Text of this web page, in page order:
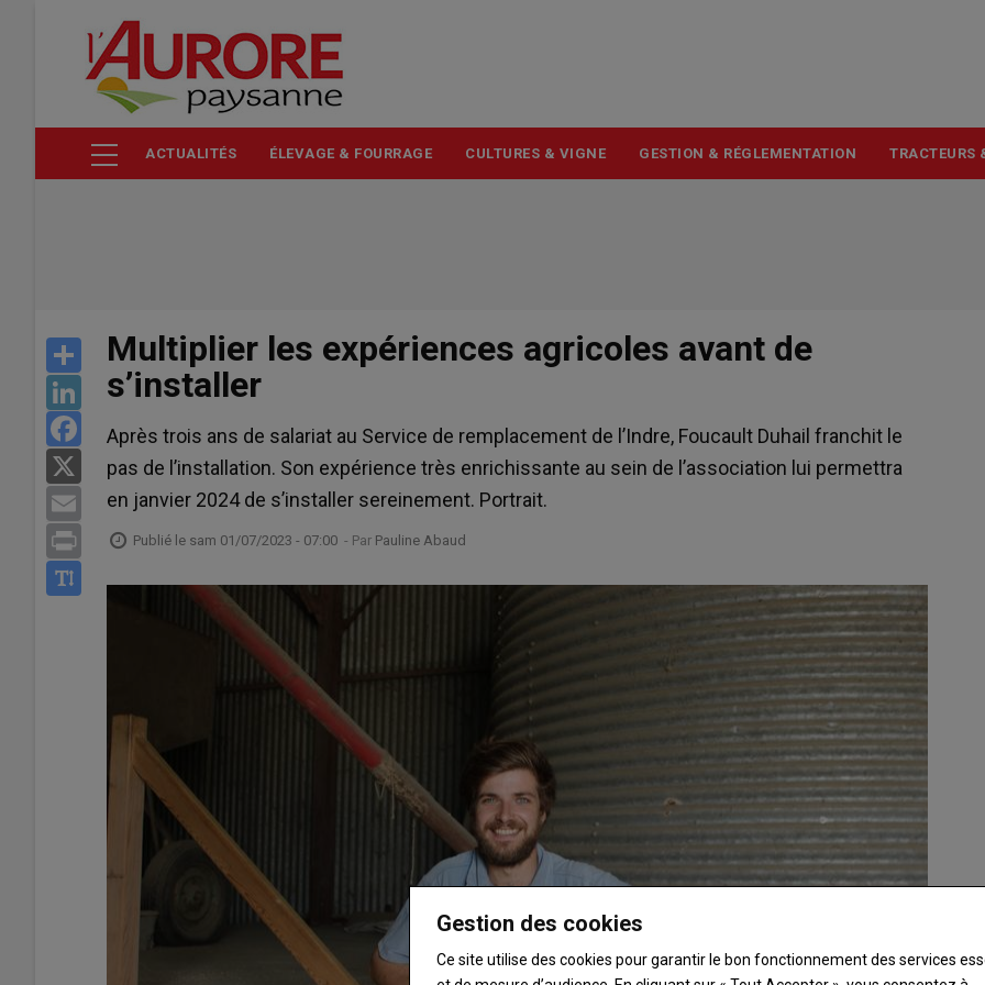
contenu
ACTUALITÉS ÉLEVAGE & FOURRAGE CULTURES & VIGNE GESTION & RÉGLEMENTATION TRACTEURS
Share
LinkedIn
Facebook
Email
Print
Multiplier les expériences agricoles avant de
s’installer
Après trois ans de salariat au Service de remplacement de l’Indre, Foucault Duhail franchit le
pas de l’installation. Son expérience très enrichissante au sein de l’association lui permettra
en janvier 2024 de s’installer sereinement. Portrait.
Publié le sam 01/07/2023 - 07:00 - Par Pauline Abaud
Gestion des cookies
Ce site utilise des cookies pour garantir le bon fonctionnement des services